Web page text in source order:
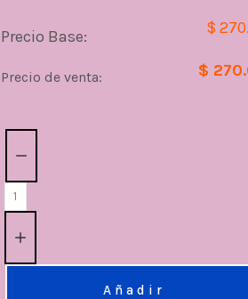
Precio Base: $
Precio de venta: $
Añadir